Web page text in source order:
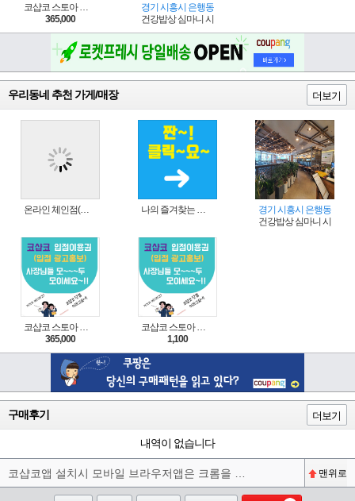
365,000
경기 시흥시 은행동
건강밥상 심마니 시흥은계점
우리동네 추천 가게/매장 더보기
온라인 체인점(가맹점) 분양순서(필독)
경기 시흥시 은행동
건강밥상 심마니 시흥은
365,000
1,100
구매후기 더보기
내역이 없습니다
맨위로